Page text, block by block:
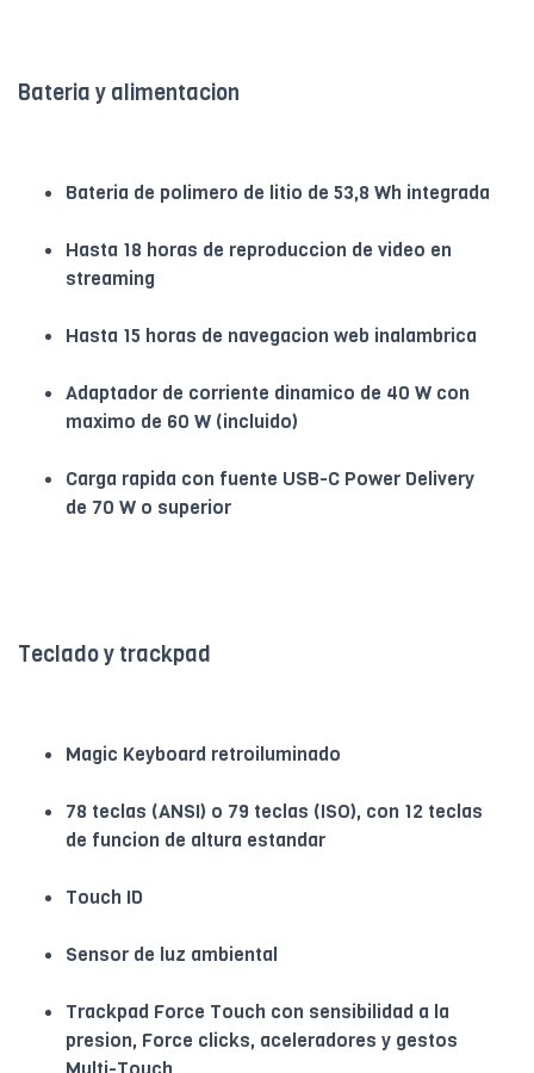
Bateria y alimentacion
Bateria de polimero de litio de 53,8 Wh integrada
Hasta 18 horas de reproduccion de video en
streaming
Hasta 15 horas de navegacion web inalambrica
Adaptador de corriente dinamico de 40 W con
maximo de 60 W (incluido)
Carga rapida con fuente USB-C Power Delivery
de 70 W o superior
Teclado y trackpad
Magic Keyboard retroiluminado
78 teclas (ANSI) o 79 teclas (ISO), con 12 teclas
de funcion de altura estandar
Touch ID
Sensor de luz ambiental
Trackpad Force Touch con sensibilidad a la
presion, Force clicks, aceleradores y gestos